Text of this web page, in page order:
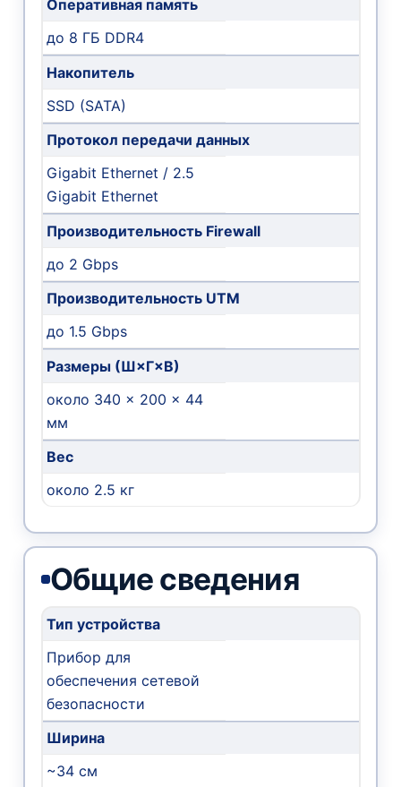
Оперативная память
до 8 ГБ DDR4
Накопитель
SSD (SATA)
Протокол передачи данных
Gigabit Ethernet / 2.5
Gigabit Ethernet
Производительность Firewall
до 2 Gbps
Производительность UTM
до 1.5 Gbps
Размеры (Ш×Г×В)
около 340 × 200 × 44
мм
Вес
около 2.5 кг
Общие сведения
Тип устройства
Прибор для
обеспечения сетевой
безопасности
Ширина
~34 см